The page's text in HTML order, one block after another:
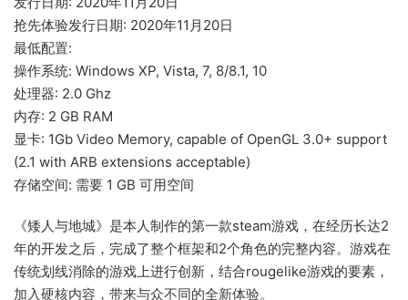
抢先体验发行日期: 2020年11月20日
最低配置:
操作系统: Windows XP, Vista, 7, 8/8.1, 10
处理器: 2.0 Ghz
内存: 2 GB RAM
显卡: 1Gb Video Memory, capable of OpenGL 3.0+ support
(2.1 with ARB extensions acceptable)
存储空间: 需要 1 GB 可用空间
《矮人与地城》是本人制作的第一款steam游戏，在经历长达2
年的开发之后，完成了整个框架和2个角色的完整内容。游戏在
传统划线消除的游戏上进行创新，结合rougelike游戏的要素，
加入硬核内容，带来与众不同的全新体验。